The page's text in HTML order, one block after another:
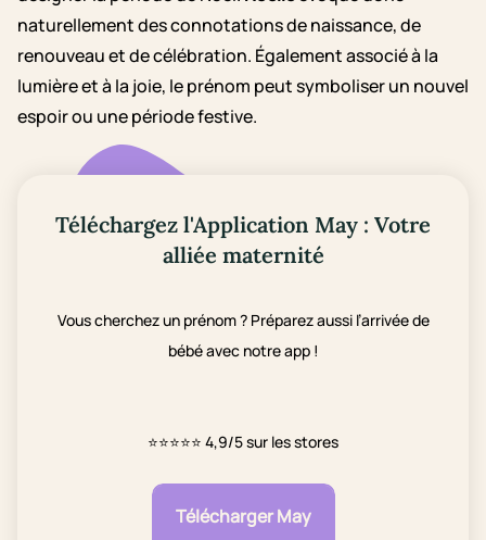
naturellement des connotations de naissance, de
renouveau et de célébration. Également associé à la
lumière et à la joie, le prénom peut symboliser un nouvel
espoir ou une période festive.
Téléchargez l'Application May : Votre
alliée maternité
Vous cherchez un prénom ? Préparez aussi l’arrivée de
bébé avec notre app !
⭐⭐⭐⭐⭐ 4,9/5 sur les stores
Télécharger May